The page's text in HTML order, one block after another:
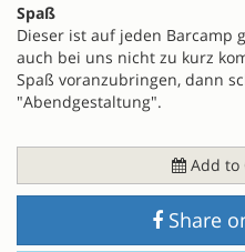
Spaß
Dieser ist auf jeden Barcamp
auch bei uns nicht zu kurz
Spaß voranzubringen, dann
"Abendgestaltung".
Add to
Share